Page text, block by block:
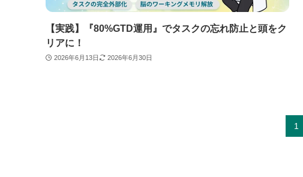
【実践】『80%GTD運用』でタスクの忘れ防止と頭をク
リアに！
2026年6月13日 2026年6月30日
1